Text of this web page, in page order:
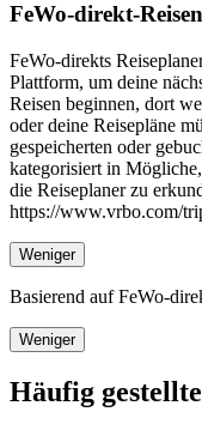
FeWo-direkt-
FeWo-direkts
Plattform, um deine
Reisen beginnen, dort
oder deine Reisepläne
gespeicherten oder
kategorisiert in
die Reiseplaner zu
https://www.vrbo.com/
Weniger
Basierend auf FeWo-
Weniger
Häufig